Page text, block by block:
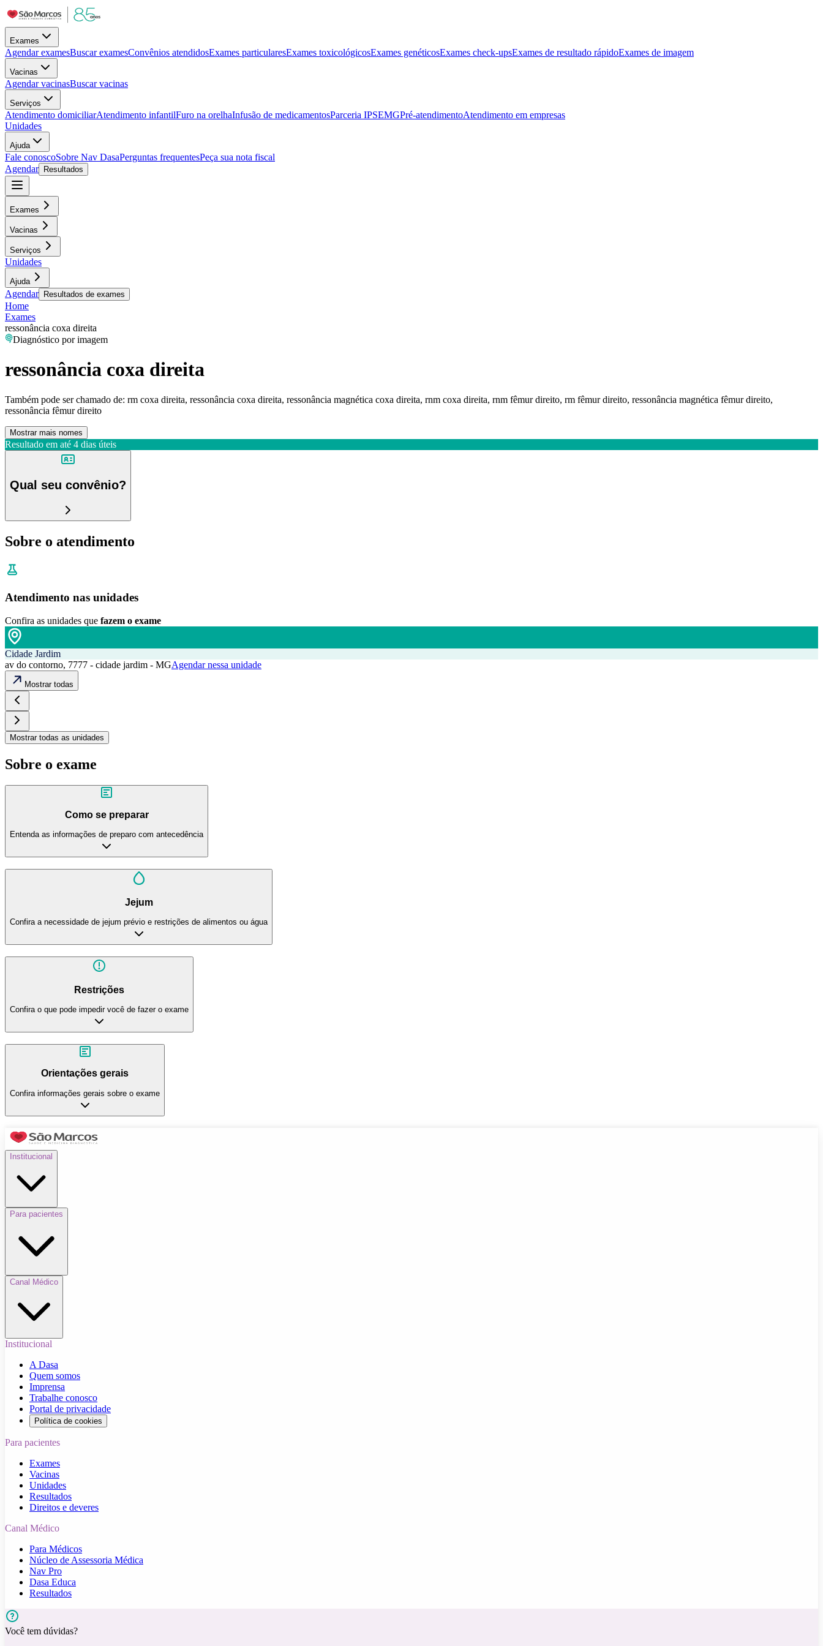
Exames
Agendar examesBuscar examesConvênios atendidosExames particularesExames toxicológicosExames genéticosExames check-upsExames de resultado rápidoExames de imagem
Vacinas
Agendar vacinasBuscar vacinas
Serviços
Atendimento domiciliarAtendimento infantilFuro na orelhaInfusão de medicamentosParceria IPSEMGPré-atendimentoAtendimento em empresas
Unidades
Ajuda
Fale conoscoSobre Nav DasaPerguntas frequentesPeça sua nota fiscal
Agendar
Resultados
Exames
Vacinas
Serviços
Unidades
Ajuda
Agendar Resultados de exames
Home
Exames
ressonância coxa direita
Diagnóstico por imagem
ressonância coxa direita
Também pode ser chamado de: rm coxa direita, ressonância coxa direita, ressonância magnética coxa direita, rnm coxa direita, rnm fêmur direito, rm fêmur direito, ressonância magnética fêmur direito,
ressonância fêmur direito
Mostrar mais nomes
Resultado em até 4 dias úteis
Qual seu convênio?
Sobre o atendimento
Atendimento nas unidades
Confira as unidades que fazem o exame
Cidade Jardim
av do contorno, 7777 - cidade jardim - MGAgendar nessa unidade
Mostrar todas
Mostrar todas as unidades
Sobre o exame
Como se preparar
Entenda as informações de preparo com antecedência
Jejum
Confira a necessidade de jejum prévio e restrições de alimentos ou água
Restrições
Confira o que pode impedir você de fazer o exame
Orientações gerais
Confira informações gerais sobre o exame
Institucional
Para pacientes
Canal Médico
Institucional
A Dasa
Quem somos
Imprensa
Trabalhe conosco
Portal de privacidade
Política de cookies
Para pacientes
Exames
Vacinas
Unidades
Resultados
Direitos e deveres
Canal Médico
Para Médicos
Núcleo de Assessoria Médica
Nav Pro
Dasa Educa
Resultados
Você tem dúvidas?